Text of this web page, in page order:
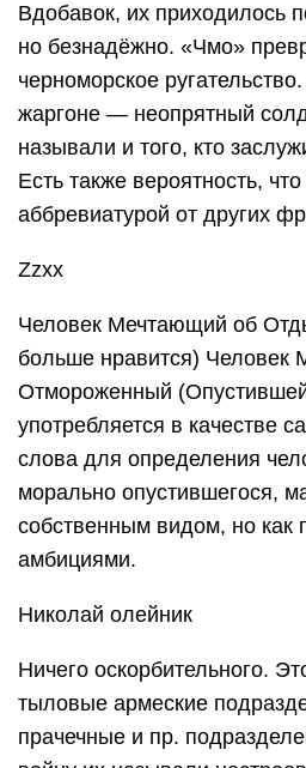
Вдобавок, их приходилось
но безнадёжно. «Чмо»
черноморское
жаргоне — неопрятный
называли и того, кто
Есть также вероятность,
аббревиатурой от других
Zzxx
Человек Мечтающий об
больше нравится) Человек
Отмороженный
употребляется в качестве
слова для определения
морально опустившегося,
собственным видом, но как
амбициями.
Николай олейник
Ничего оскорбительного.
тыловые армеские
прачечные и пр.